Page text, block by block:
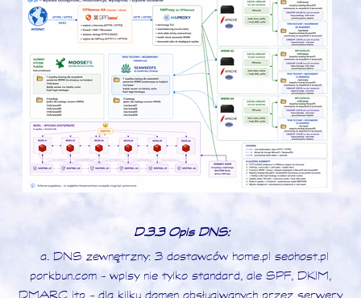
D.3.3 Opis DNS:
a. DNS zewnętrzny: 3 dostawców home.pl seohost.pl
porkbun.com - wpisy nie tylko standard, ale SPF, DKIM,
DMARC itp - dla kilku domen obsługiwanych przez serwery